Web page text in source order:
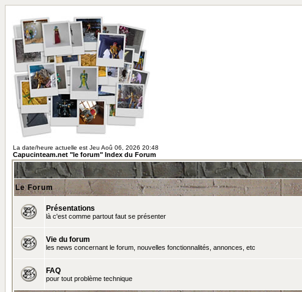
La date/heure actuelle est Jeu Aoû 06, 2026 20:48
Capucinteam.net "le forum" Index du Forum
Le Forum
Présentations
là c'est comme partout faut se présenter
Vie du forum
les news concernant le forum, nouvelles fonctionnalités, annonces, etc
FAQ
pour tout problème technique